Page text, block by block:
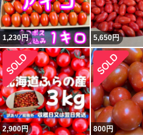
1,230円 5,650円
2,900円 800円